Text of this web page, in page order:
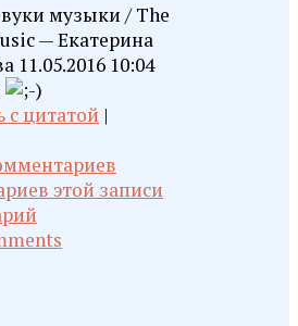
музыки / The
—Екатерина
11.05.2016 10:04
с цитатой |
этой записи